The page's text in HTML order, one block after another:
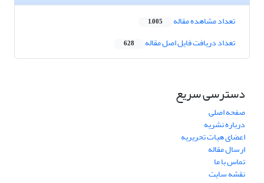
تعداد مشاهده مقاله 1,005
تعداد دریافت فایل اصل مقاله 628
دسترسی سریع
صفحه اصلی
درباره نشریه
اعضای هیات تحریریه
ارسال مقاله
تماس با ما
نقشه سایت